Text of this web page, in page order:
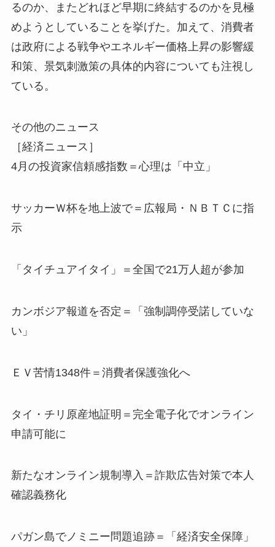
るのか、またどれほど早期に終結するのかを見極
めようとしていることを挙げた。加えて、消費者
は政府による戦争やエネルギー価格上昇の影響緩
和策、景気刺激策の具体的内容についても注視し
ている。
その他のニュース
［経済ニュース］
4月の投資家信頼感指数＝心理は「中立」
サッカーＷ杯を地上波で＝広報局・ＮＢＴＣに指
示
「タイチュアイタイ」＝全国で21万人超が参加
カンボジア報道を否定＝「強制調停受諾していな
い」
ＥＶ苦情1348件＝消費者保護強化へ
タイ・チリ原産地証明＝完全電子化でオンライン
申請可能に
新たなオンライン規制導入＝詐欺広告対策で本人
確認義務化
パガン島でノミニー問題追跡＝「経済安全保障」